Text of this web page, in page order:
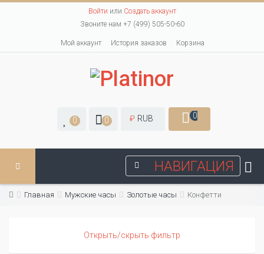
Войти или Создать аккаунт
Звоните нам +7 (499) 505-50-60
Мой аккаунт История заказов Корзина
0 0 ₽ RUB 0
НАВИГАЦИЯ
Главная Мужские часы Золотые часы Конфетти
Открыть/скрыть фильтр